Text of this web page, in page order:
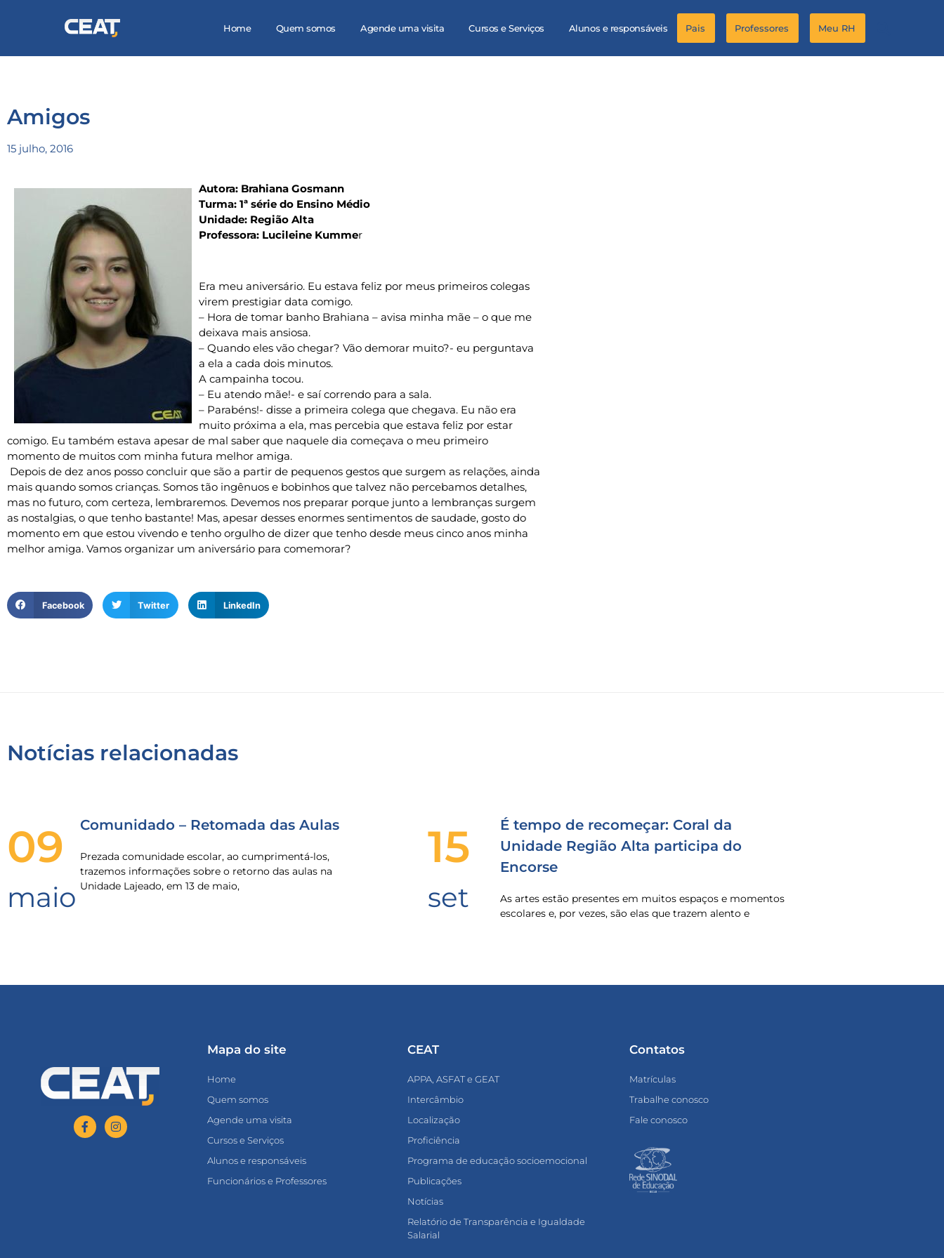
Home Quem somos Agende uma visita Cursos e Serviços Alunos e responsáveis Pais Professores Meu RH
Amigos
15 julho, 2016
Autora: Brahiana Gosmann
Turma: 1ª série do Ensino Médio
Unidade: Região Alta
Professora: Lucileine Kummer
Era meu aniversário. Eu estava feliz por meus primeiros colegas
virem prestigiar data comigo.
– Hora de tomar banho Brahiana – avisa minha mãe – o que me
deixava mais ansiosa.
– Quando eles vão chegar? Vão demorar muito?- eu perguntava
a ela a cada dois minutos.
A campainha tocou.
– Eu atendo mãe!- e saí correndo para a sala.
– Parabéns!- disse a primeira colega que chegava. Eu não era
muito próxima a ela, mas percebia que estava feliz por estar
comigo. Eu também estava apesar de mal saber que naquele dia começava o meu primeiro
momento de muitos com minha futura melhor amiga.
Depois de dez anos posso concluir que são a partir de pequenos gestos que surgem as relações, ainda
mais quando somos crianças. Somos tão ingênuos e bobinhos que talvez não percebamos detalhes,
mas no futuro, com certeza, lembraremos. Devemos nos preparar porque junto a lembranças surgem
as nostalgias, o que tenho bastante! Mas, apesar desses enormes sentimentos de saudade, gosto do
momento em que estou vivendo e tenho orgulho de dizer que tenho desde meus cinco anos minha
melhor amiga. Vamos organizar um aniversário para comemorar?
Facebook Twitter LinkedIn
Notícias relacionadas
09
maio
Comunidado – Retomada das Aulas
Prezada comunidade escolar, ao cumprimentá-los,
trazemos informações sobre o retorno das aulas na
Unidade Lajeado, em 13 de maio,
15
set
É tempo de recomeçar: Coral da
Unidade Região Alta participa do
Encorse
As artes estão presentes em muitos espaços e momentos
escolares e, por vezes, são elas que trazem alento e
Mapa do site
Home
Quem somos
Agende uma visita
Cursos e Serviços
Alunos e responsáveis
Funcionários e Professores
CEAT
APPA, ASFAT e GEAT
Intercâmbio
Localização
Proficiência
Programa de educação socioemocional
Publicações
Notícias
Relatório de Transparência e Igualdade
Salarial
Contatos
Matrículas
Trabalhe conosco
Fale conosco